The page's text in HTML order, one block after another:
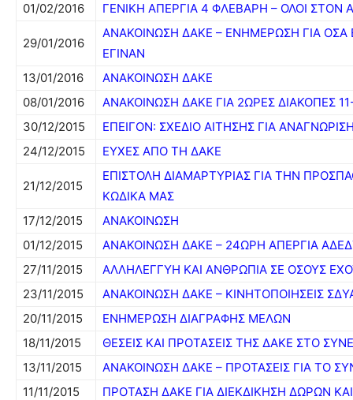
01/02/2016
ΓΕΝΙΚΗ ΑΠΕΡΓΙΑ 4 ΦΛΕΒΑΡΗ – ΟΛΟΙ ΣΤΟΝ
29/01/2016
ΑΝΑΚΟΙΝΩΣΗ ΔΑΚΕ – ΕΝΗΜΕΡΩΣΗ ΓΙΑ ΟΣΑ
ΕΓΙΝΑΝ
13/01/2016
ΑΝΑΚΟΙΝΩΣΗ ΔΑΚΕ
08/01/2016
ΑΝΑΚΟΙΝΩΣΗ ΔΑΚΕ ΓΙΑ 2ΩΡΕΣ ΔΙΑΚΟΠΕΣ
30/12/2015
ΕΠΕΙΓΟΝ: ΣΧΕΔΙΟ ΑΙΤΗΣΗΣ ΓΙΑ
24/12/2015
ΕΥΧΕΣ ΑΠΟ ΤΗ ΔΑΚΕ
21/12/2015
ΕΠΙΣΤΟΛΗ ΔΙΑΜΑΡΤΥΡΙΑΣ ΓΙΑ ΤΗΝ
ΚΩΔΙΚΑ ΜΑΣ
17/12/2015
ΑΝΑΚΟΙΝΩΣΗ
01/12/2015
ΑΝΑΚΟΙΝΩΣΗ ΔΑΚΕ – 24ΩΡΗ ΑΠΕΡΓΙΑ
27/11/2015
ΑΛΛΗΛΕΓΓΥΗ ΚΑΙ ΑΝΘΡΩΠΙΑ ΣΕ ΟΣΟΥΣ
23/11/2015
ΑΝΑΚΟΙΝΩΣΗ ΔΑΚΕ – ΚΙΝΗΤΟΠΟΙΗΣΕΙΣ
20/11/2015
ΕΝΗΜΕΡΩΣΗ ΔΙΑΓΡΑΦΗΣ ΜΕΛΩΝ
18/11/2015
ΘΕΣΕΙΣ ΚΑΙ ΠΡΟΤΑΣΕΙΣ ΤΗΣ ΔΑΚΕ ΣΤΟ
13/11/2015
ΑΝΑΚΟΙΝΩΣΗ ΔΑΚΕ – ΠΡΟΤΑΣΕΙΣ ΓΙΑ ΤΟ
11/11/2015
ΠΡΟΤΑΣΗ ΔΑΚΕ ΓΙΑ ΔΙΕΚΔΙΚΗΣΗ ΔΩΡΩΝ